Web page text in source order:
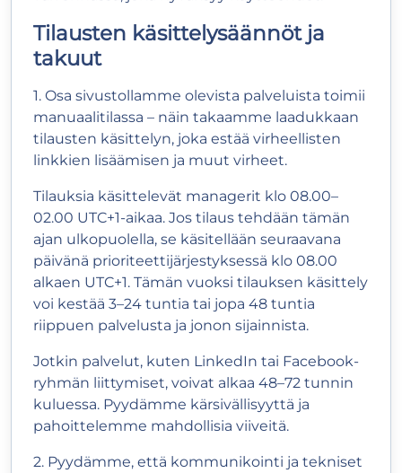
Tilausten käsittelysäännöt ja
takuut
1. Osa sivustollamme olevista palveluista toimii
manuaalitilassa – näin takaamme laadukkaan
tilausten käsittelyn, joka estää virheellisten
linkkien lisäämisen ja muut virheet.
Tilauksia käsittelevät managerit klo 08.00–
02.00 UTC+1-aikaa. Jos tilaus tehdään tämän
ajan ulkopuolella, se käsitellään seuraavana
päivänä prioriteettijärjestyksessä klo 08.00
alkaen UTC+1. Tämän vuoksi tilauksen käsittely
voi kestää 3–24 tuntia tai jopa 48 tuntia
riippuen palvelusta ja jonon sijainnista.
Jotkin palvelut, kuten LinkedIn tai Facebook-
ryhmän liittymiset, voivat alkaa 48–72 tunnin
kuluessa. Pyydämme kärsivällisyyttä ja
pahoittelemme mahdollisia viiveitä.
2. Pyydämme, että kommunikointi ja tekniset